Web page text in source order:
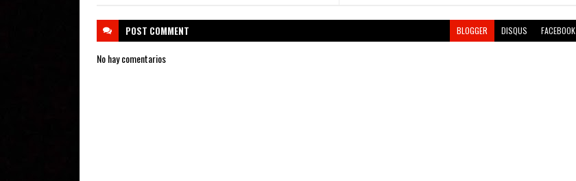
POST COMMENT BLOGGER DISQUS FACEBOOK
No hay comentarios